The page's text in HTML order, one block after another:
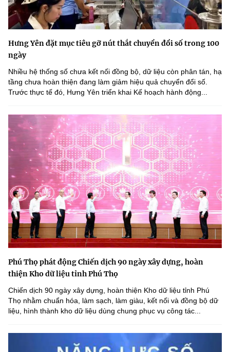
Hưng Yên đặt mục tiêu gỡ nút thắt chuyển đổi số trong 100
ngày
Nhiều hệ thống số chưa kết nối đồng bộ, dữ liệu còn phân tán, hạ
tầng chưa hoàn thiện đang làm giảm hiệu quả chuyển đổi số.
Trước thực tế đó, Hưng Yên triển khai Kế hoạch hành động...
Phú Thọ phát động Chiến dịch 90 ngày xây dựng, hoàn
thiện Kho dữ liệu tỉnh Phú Thọ
Chiến dịch 90 ngày xây dựng, hoàn thiện Kho dữ liệu tỉnh Phú
Thọ nhằm chuẩn hóa, làm sạch, làm giàu, kết nối và đồng bộ dữ
liệu, hình thành kho dữ liệu dùng chung phục vụ công tác...